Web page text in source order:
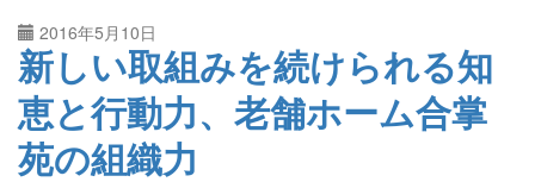
2016年5月10日
新しい取組みを続けられる知
恵と行動力、老舗ホーム合掌
苑の組織力